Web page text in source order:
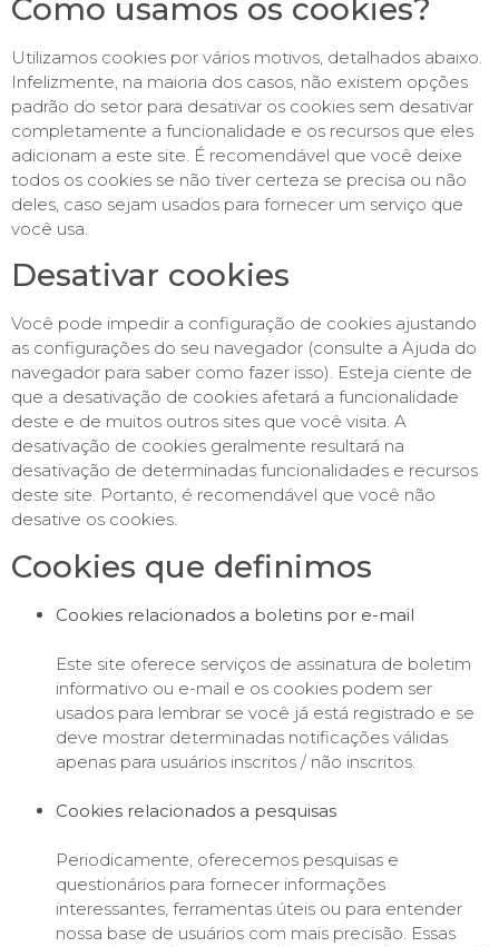
Como usamos os cookies?
Utilizamos cookies por vários motivos, detalhados abaixo.
Infelizmente, na maioria dos casos, não existem opções
padrão do setor para desativar os cookies sem desativar
completamente a funcionalidade e os recursos que eles
adicionam a este site. É recomendável que você deixe
todos os cookies se não tiver certeza se precisa ou não
deles, caso sejam usados ​​para fornecer um serviço que
você usa.
Desativar cookies
Você pode impedir a configuração de cookies ajustando
as configurações do seu navegador (consulte a Ajuda do
navegador para saber como fazer isso). Esteja ciente de
que a desativação de cookies afetará a funcionalidade
deste e de muitos outros sites que você visita. A
desativação de cookies geralmente resultará na
desativação de determinadas funcionalidades e recursos
deste site. Portanto, é recomendável que você não
desative os cookies.
Cookies que definimos
Cookies relacionados a boletins por e-mail
Este site oferece serviços de assinatura de boletim
informativo ou e-mail e os cookies podem ser
usados ​​para lembrar se você já está registrado e se
deve mostrar determinadas notificações válidas
apenas para usuários inscritos / não inscritos.
Cookies relacionados a pesquisas
Periodicamente, oferecemos pesquisas e
questionários para fornecer informações
interessantes, ferramentas úteis ou para entender
nossa base de usuários com mais precisão. Essas